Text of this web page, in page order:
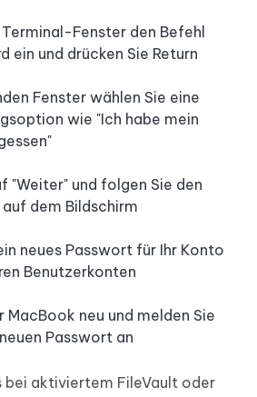
Fenster den Befehl
ein und drücken Sie Return
Fenster wählen Sie eine
wie "Ich habe mein
"Weiter" und folgen Sie den
dem Bildschirm
neues Passwort für Ihr Konto
Benutzerkonten
MacBook neu und melden Sie
Passwort an
bei aktiviertem FileVault oder